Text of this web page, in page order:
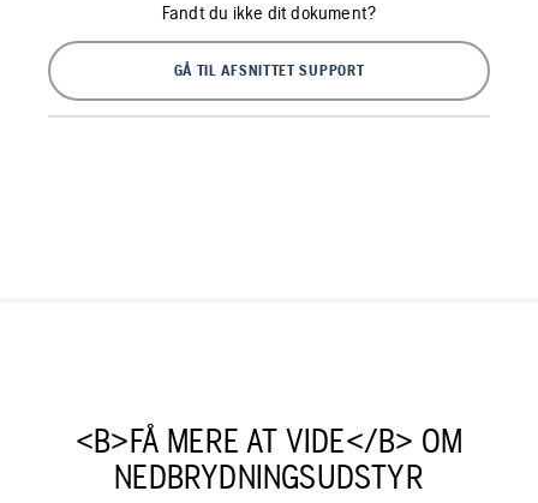
Fandt du ikke dit dokument?
GÅ TIL AFSNITTET SUPPORT
<B>FÅ MERE AT VIDE</B> OM
NEDBRYDNINGSUDSTYR